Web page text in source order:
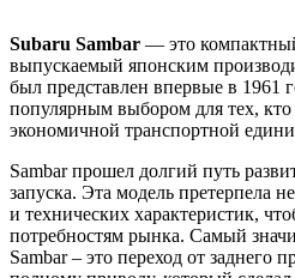
Subaru Sambar — это
выпускаемый японским
был представлен впервые в 1961
популярным выбором для тех,
экономичной транспортной
Sambar прошел долгий путь
запуска. Эта модель претерпела
и технических характеристик,
потребностям рынка. Самый
Sambar – это переход от заднего